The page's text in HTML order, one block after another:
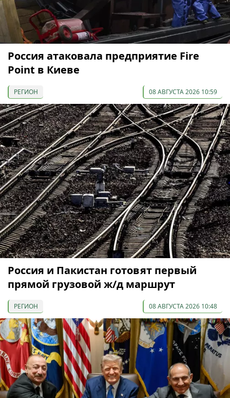
Россия атаковала предприятие Fire
Point в Киеве
РЕГИОН 08 АВГУСТА 2026 10:59
Россия и Пакистан готовят первый
прямой грузовой ж/д маршрут
РЕГИОН 08 АВГУСТА 2026 10:48